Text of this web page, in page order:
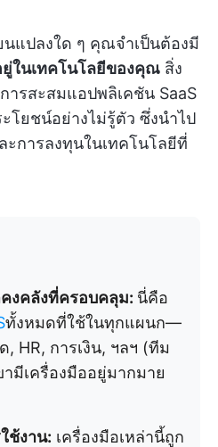
แปลงใด ๆ คุณจำเป็นต้องมี
ในเทคโนโลยีของคุณ สิ่ง
รสะสมแอปพลิเคชัน SaaS
โยชน์อย่างไม่รู้ตัว ซึ่งนำไป
ะการลงทุนในเทคโนโลยีที่
งคลังที่ครอบคลุม: นี่คือ
ทั้งหมดที่ใช้ในทุกแผนก—
HR, การเงิน, ฯลฯ (ทีม
มีเครื่องมืออยู่มากมาย
ช้งาน: เครื่องมือเหล่านี้ถูก